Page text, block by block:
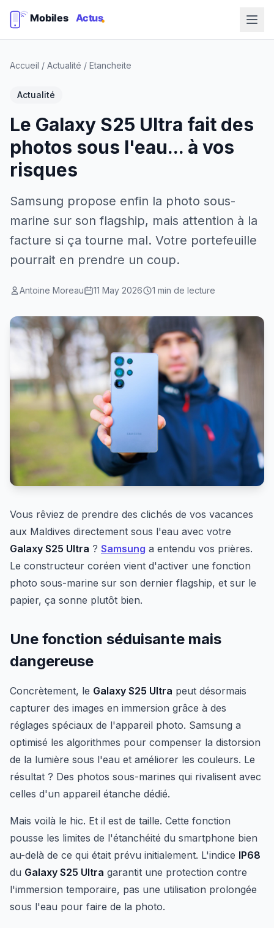
Accueil / Actualité / Etancheite
Actualité
Le Galaxy S25 Ultra fait des
photos sous l'eau... à vos
risques
Samsung propose enfin la photo sous-
marine sur son flagship, mais attention à la
facture si ça tourne mal. Votre portefeuille
pourrait en prendre un coup.
Antoine Moreau 11 May 2026 1 min de lecture
Vous rêviez de prendre des clichés de vos vacances
aux Maldives directement sous l'eau avec votre
Galaxy S25 Ultra ? Samsung a entendu vos prières.
Le constructeur coréen vient d'activer une fonction
photo sous-marine sur son dernier flagship, et sur le
papier, ça sonne plutôt bien.
Une fonction séduisante mais
dangereuse
Concrètement, le Galaxy S25 Ultra peut désormais
capturer des images en immersion grâce à des
réglages spéciaux de l'appareil photo. Samsung a
optimisé les algorithmes pour compenser la distorsion
de la lumière sous l'eau et améliorer les couleurs. Le
résultat ? Des photos sous-marines qui rivalisent avec
celles d'un appareil étanche dédié.
Mais voilà le hic. Et il est de taille. Cette fonction
pousse les limites de l'étanchéité du smartphone bien
au-delà de ce qui était prévu initialement. L'indice IP68
du Galaxy S25 Ultra garantit une protection contre
l'immersion temporaire, pas une utilisation prolongée
sous l'eau pour faire de la photo.